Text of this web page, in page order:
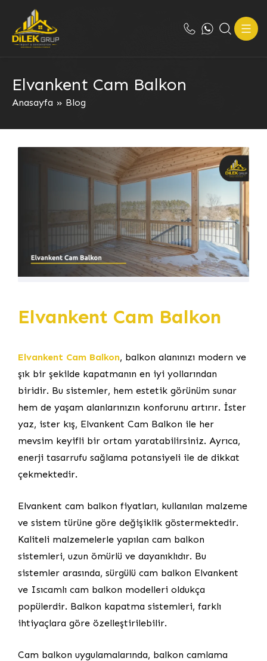
Elvankent Cam Balkon
Anasayfa » Blog
Elvankent Cam Balkon
Elvankent Cam Balkon, balkon alanınızı modern ve
şık bir şekilde kapatmanın en iyi yollarından
biridir. Bu sistemler, hem estetik görünüm sunar
hem de yaşam alanlarınızın konforunu artırır. İster
yaz, ister kış, Elvankent Cam Balkon ile her
mevsim keyifli bir ortam yaratabilirsiniz. Ayrıca,
enerji tasarrufu sağlama potansiyeli ile de dikkat
çekmektedir.
Elvankent cam balkon fiyatları, kullanılan malzeme
ve sistem türüne göre değişiklik göstermektedir.
Kaliteli malzemelerle yapılan cam balkon
sistemleri, uzun ömürlü ve dayanıklıdır. Bu
sistemler arasında, sürgülü cam balkon Elvankent
ve Isıcamlı cam balkon modelleri oldukça
popülerdir. Balkon kapatma sistemleri, farklı
ihtiyaçlara göre özelleştirilebilir.
Cam balkon uygulamalarında, balkon camlama